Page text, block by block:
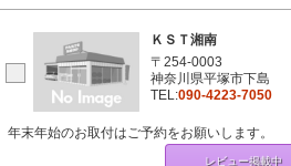
ＫＳＴ湘南
〒254-0003
神奈川県平塚市下島
TEL:090-4223-7050
年末年始のお取付はご予約をお願いします。
レビュー掲載中